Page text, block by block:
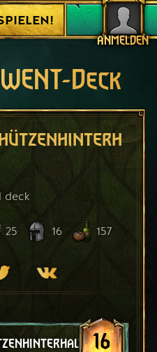
ANMELDEN
Deck
deck
25 16 157
16